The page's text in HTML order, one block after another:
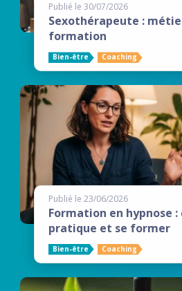
Publié le 30/07/2026
Sexothérapeute :
formation
Bien-être Coaching
Publié le 23/06/2026
Formation en hypnose
pratique et se former
Bien-être Coaching